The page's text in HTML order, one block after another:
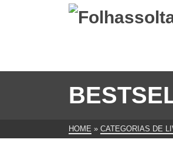
HOME » CATEGORIAS DE